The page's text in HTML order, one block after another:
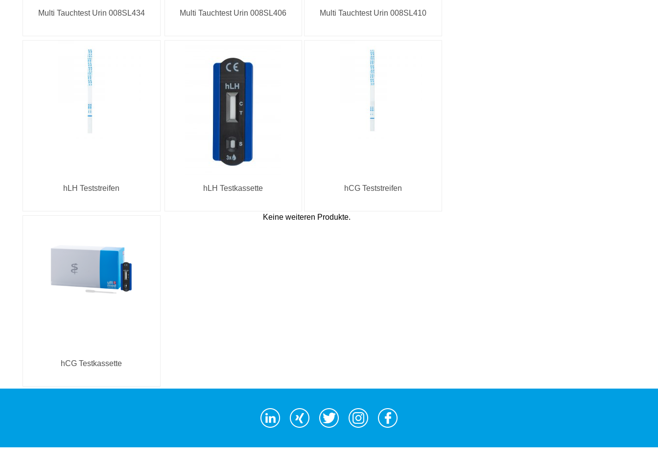
Multi Tauchtest Urin 008SL434 Multi Tauchtest Urin 008SL406 Multi Tauchtest Urin 008SL410
hLH Teststreifen hLH Testkassette hCG Teststreifen
hCG Testkassette
Keine weiteren Produkte.